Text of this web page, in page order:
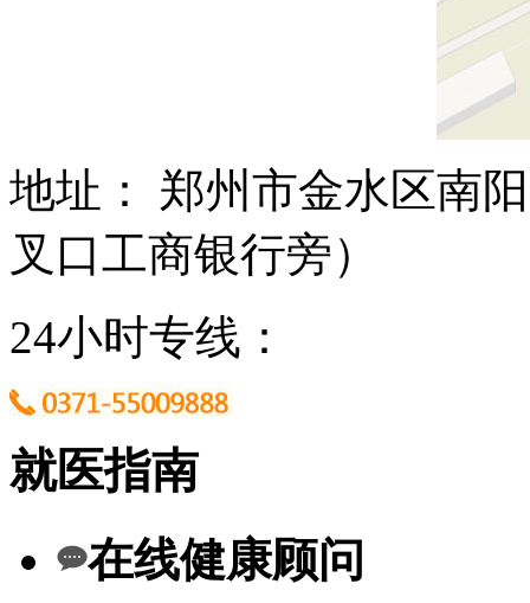
地址： 郑州市金水区南
叉口工商银行旁）
24小时专线：
就医指南
在线健康顾问